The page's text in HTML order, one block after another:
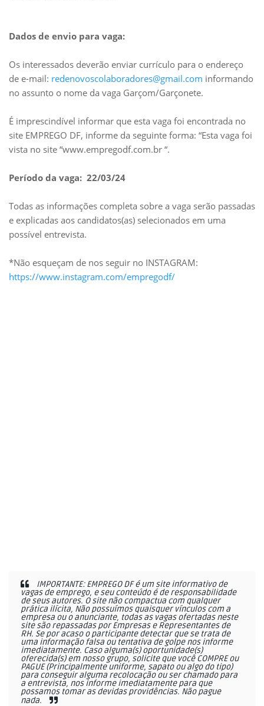
Dados de envio para vaga:
Os interessados deverão enviar currículo para o endereço
de e-mail: redenovoscolaboradores@gmail.com informando
no assunto o nome da vaga Garçom/Garçonete.
É imprescindível informar que esta vaga foi encontrada no
site EMPREGO DF, informe da seguinte forma: “Esta vaga foi
vista no site “www.empregodf.com.br “.
Período da vaga: 22/03/24
Todas as informações completa sobre a vaga serão passadas
e explicadas aos candidatos(as) selecionados em uma
possível entrevista.
*Não esqueçam de nos seguir no INSTAGRAM:
https://www.instagram.com/empregodf/
IMPORTANTE: EMPREGO DF é um site informativo de
vagas de emprego, e seu conteúdo é de responsabilidade
de seus autores. O site não compactua com qualquer
prática ilícita, Não possuímos quaisquer vínculos com a
empresa ou o anunciante, todas as vagas ofertadas neste
site são repassadas por Empresas e Representantes de
RH. Se por acaso o participante detectar que se trata de
uma informação falsa ou tentativa de golpe nos informe
imediatamente. Caso alguma(s) oportunidade(s)
oferecida(s) em nosso grupo, solicite que você COMPRE ou
PAGUE (Principalmente uniforme, sapato ou algo do tipo)
para conseguir alguma recolocação ou ser chamado para
a entrevista, nos informe imediatamente para que
possamos tomar as devidas providências. Não pague
nada.